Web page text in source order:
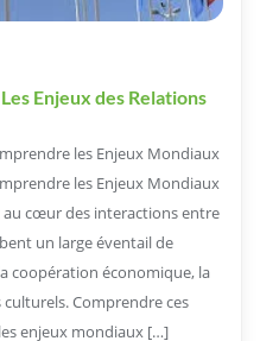
Enjeux des Relations
les Enjeux Mondiaux
les Enjeux Mondiaux
cœur des interactions entre
un large éventail de
coopération économique, la
Comprendre ces
enjeux mondiaux […]